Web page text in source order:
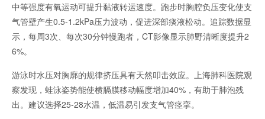
中等强度有氧运动可提升黏液转运速度。跑步时胸腔负压变化使支
气管壁产生0.5-1.2kPa压力波动，促进深部痰液松动。追踪数据显
示，每周3次、每次30分钟慢跑者，CT影像显示肺野清晰度提升2
6%。
游泳时水压对胸廓的规律挤压具有天然叩击效应。上海肺科医院观
察发现，蛙泳姿势能使横膈膜移动幅度增加40%，有助于肺泡残
出。建议选择25-28水温，低温易引发支气管痉挛。